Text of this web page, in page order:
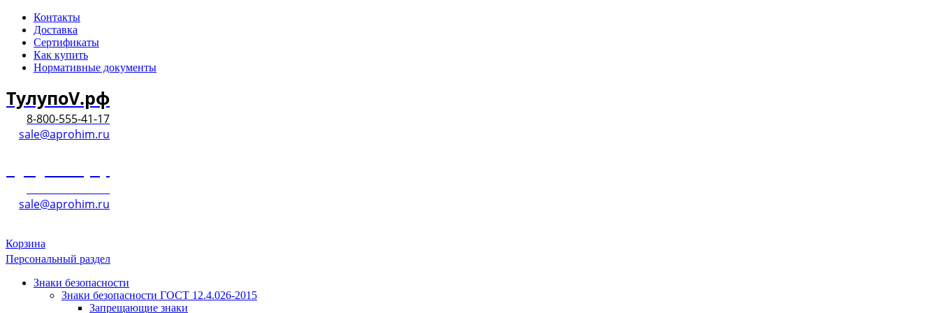
Контакты
Доставка
Сертификаты
Как купить
Нормативные документы
ТулупоV.рф
8-800-555-41-17
sale@aprohim.ru
sale@aprohim.ru
Корзина
Персональный раздел
Знаки безопасности
Знаки безопасности ГОСТ 12.4.026-2015
Запрещающие знаки